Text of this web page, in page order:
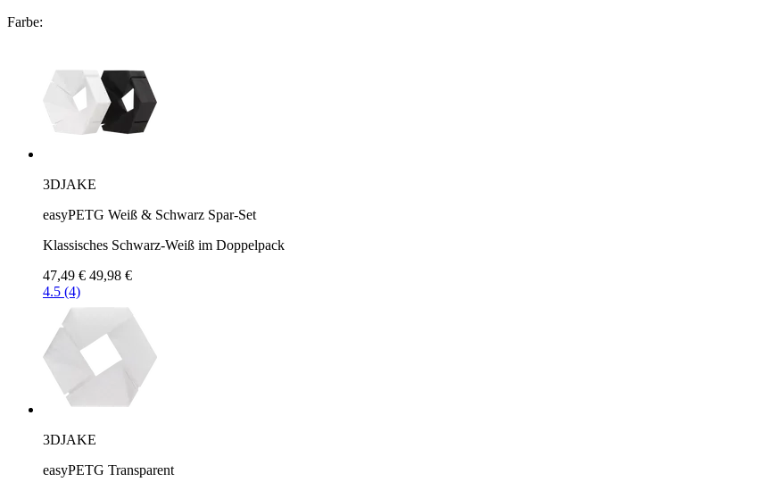
Farbe:
3DJAKE
easyPETG Weiß & Schwarz Spar-Set
Klassisches Schwarz-Weiß im Doppelpack
47,49 € 49,98 €
4.5 (4)
3DJAKE
easyPETG Transparent